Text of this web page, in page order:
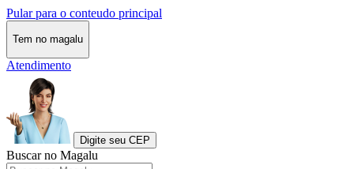
Pular para o conteudo principal
Tem no magalu
Atendimento
Digite seu CEP
Buscar no Magalu